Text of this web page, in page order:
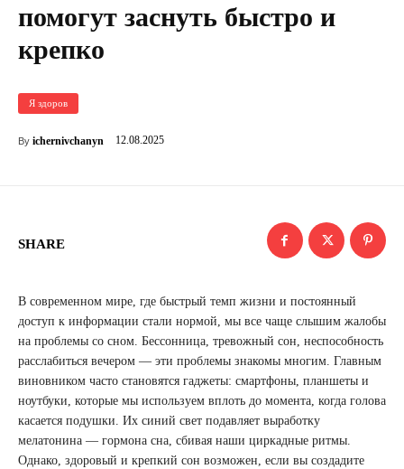
помогут заснуть быстро и
крепко
Я здоров
By ichernivchanyn 12.08.2025
SHARE
В современном мире, где быстрый темп жизни и постоянный
доступ к информации стали нормой, мы все чаще слышим жалобы
на проблемы со сном. Бессонница, тревожный сон, неспособность
расслабиться вечером — эти проблемы знакомы многим. Главным
виновником часто становятся гаджеты: смартфоны, планшеты и
ноутбуки, которые мы используем вплоть до момента, когда голова
касается подушки. Их синий свет подавляет выработку
мелатонина — гормона сна, сбивая наши циркадные ритмы.
Однако, здоровый и крепкий сон возможен, если вы создадите